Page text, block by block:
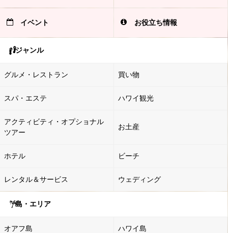
イベント お役立ち情報
ジャンル
グルメ・レストラン 買い物
スパ・エステ ハワイ観光
アクティビティ・オプショナル
ツアー
お土産
ホテル ビーチ
レンタル＆サービス ウェディング
島・エリア
オアフ島 ハワイ島